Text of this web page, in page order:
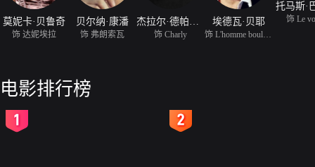
莫妮卡·贝鲁奇
饰 达妮埃拉
贝尔纳·康潘
饰 弗朗索瓦 饰 Charly
埃德瓦·贝耶
托马斯·
饰 Le
电影排行榜